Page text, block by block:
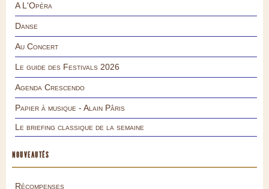
A L'Opéra
Danse
Au Concert
Le guide des Festivals 2026
Agenda Crescendo
Papier à musique - Alain Pâris
Le briefing classique de la semaine
NOUVEAUTÉS
Récompenses